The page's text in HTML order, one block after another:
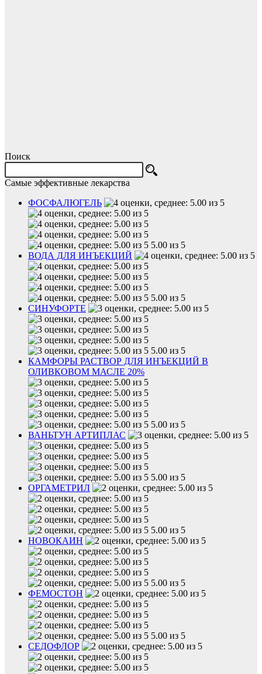
Поиск
Самые эффективные лекарства
ФОСФАЛЮГЕЛЬ
5.00 из 5
ВОДА ДЛЯ ИНЪЕКЦИЙ
5.00 из 5
СИНУФОРТЕ
5.00 из 5
КАМФОРЫ РАСТВОР ДЛЯ ИНЪЕКЦИЙ В
ОЛИВКОВОМ МАСЛЕ 20%
5.00 из 5
ВАНЬТУН АРТИПЛАС
5.00 из 5
ОРГАМЕТРИЛ
5.00 из 5
НОВОКАИН
5.00 из 5
ФЕМОСТОН
5.00 из 5
СЕДОФЛОР